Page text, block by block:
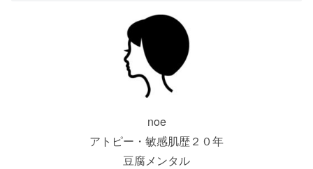
noe
アトピー・敏感肌歴２０年
豆腐メンタル